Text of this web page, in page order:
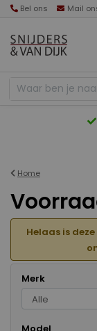
Bel ons Mail
Home
Helaas is
Merk